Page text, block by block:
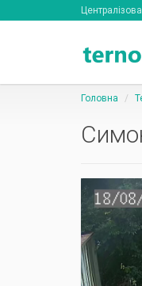
Головна